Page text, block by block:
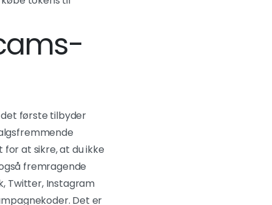
det første tilbyder
at sikre, at du ikke
fremragende
Twitter, Instagram
Det er